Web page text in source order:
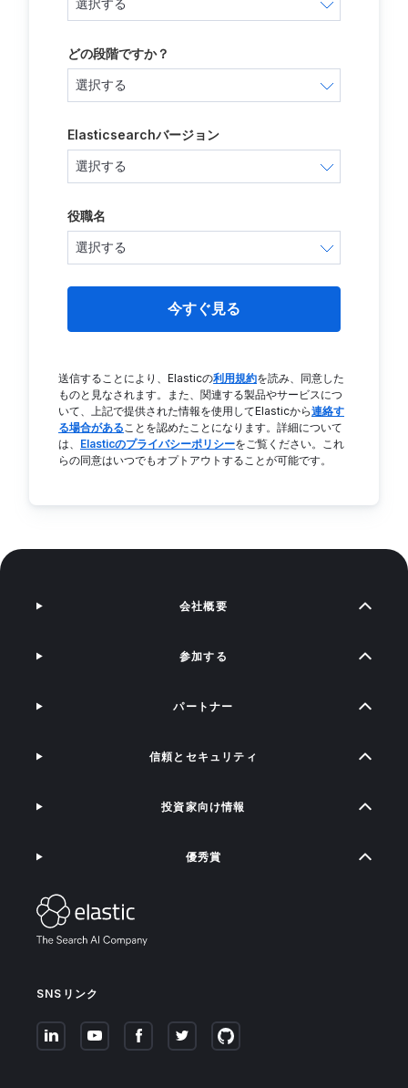
どの段階ですか？
Elasticsearchバージョン
役職名
今すぐ見る
送信することにより、Elasticの利用規約を読み、同意した
ものと見なされます。また、関連する製品やサービスにつ
いて、上記で提供された情報を使用してElasticから連絡す
る場合があることを認めたことになります。詳細について
は、 Elasticのプライバシーポリシーをご覧ください。これ
らの同意はいつでもオプトアウトすることが可能です。
SNSリンク
会社概要
参加する
パートナー
信頼とセキュリティ
投資家向け情報
優秀賞